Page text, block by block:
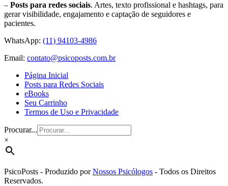
– Posts para redes sociais. Artes, texto profissional e hashtags, para
gerar visibilidade, engajamento e captação de seguidores e
pacientes.
WhatsApp: (11) 94103-4986
Email: contato@psicoposts.com.br
Página Inicial
Posts para Redes Sociais
eBooks
Seu Carrinho
Termos de Uso e Privacidade
Procurar...
×
PsicoPosts - Produzido porNossos Psicólogos - Todos os Direitos
Reservados.